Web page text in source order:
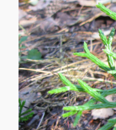
Чешуеплаун сплюснутый